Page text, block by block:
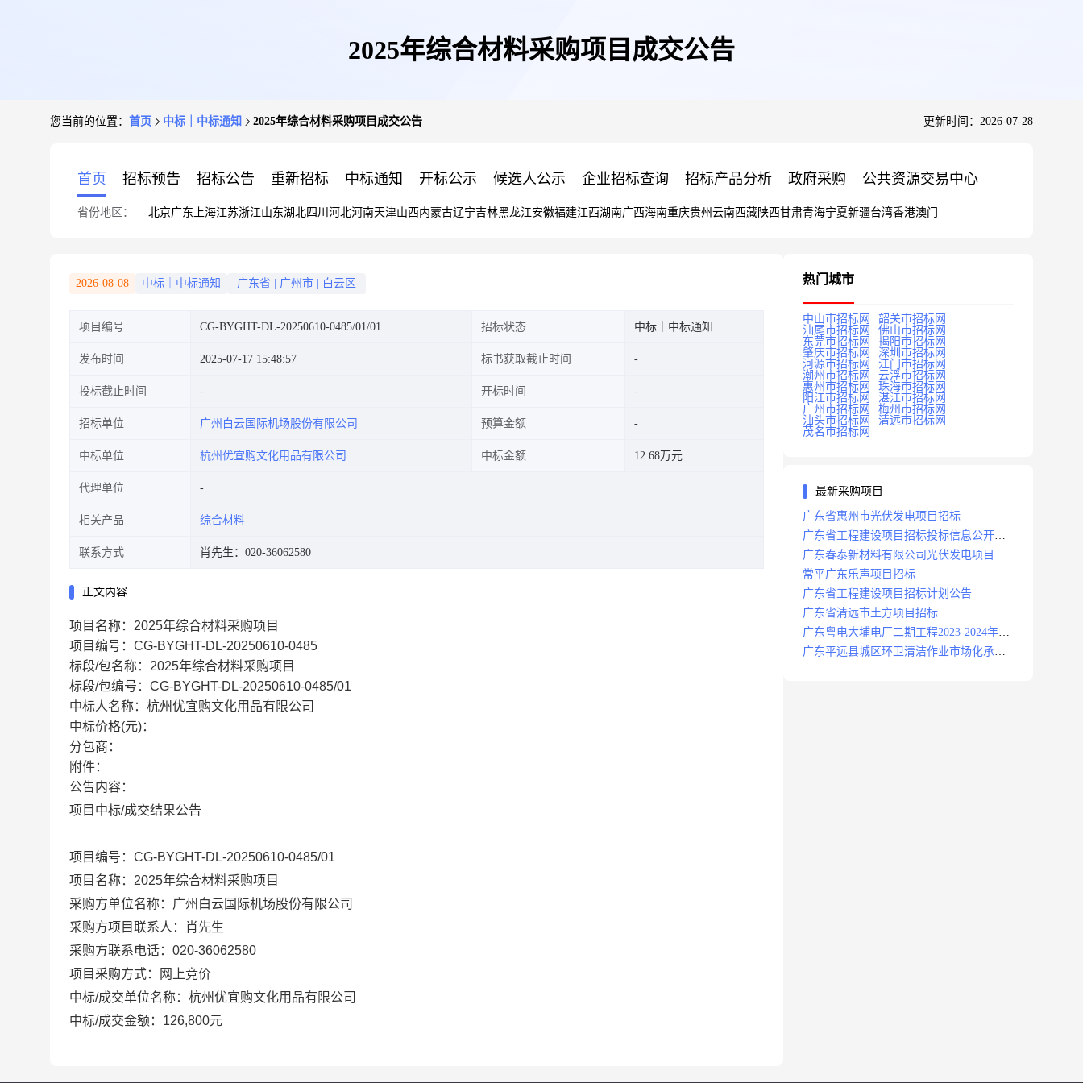
2025年综合材料采购项目成交公告
您当前的位置： 首页 中标｜中标通知 2025年综合材料采购项目成交公告 更新时间：2026-07-28
首页 招标预告 招标公告 重新招标 中标通知 开标公示 候选人公示 企业招标查询 招标产品分析 政府采购 公共资源交易中心
省份地区： 北京广东 上海江苏浙江山东湖北四川 河北河南天津山西内蒙古辽宁吉林黑龙江安徽福建江西湖南广西海南重庆贵州 云南西藏陕西甘肃青海宁夏新疆台湾香港澳门
2026-08-08 中标｜中标通知 广东省 广州市 白云区
项目编号 CG-BYGHT-DL-20250610-0485/01/01 招标状态 中标｜中标通知
发布时间 2025-07-17 15:48:57 标书获取截止时间
投标截止时间 开标时间
招标单位 广州白云国际机场股份有限公司 预算金额
中标单位 杭州优宜购文化用品有限公司 中标金额 12.68万元
代理单位
相关产品 综合材料
联系方式 肖先生：020-36062580
正文内容
项目名称：2025年综合材料采购项目
项目编号：CG-BYGHT-DL-20250610-0485
标段/包名称：2025年综合材料采购项目
标段/包编号：CG-BYGHT-DL-20250610-0485/01
中标人名称：杭州优宜购文化用品有限公司
中标价格(元)：
分包商：
附件：
公告内容：
项目 中标/成交结果公告
项目编号： CG-BYGHT-DL-20250610-0485/01
项目名称： 2025年综合材料采购项目
采购方单位名称：广州白云国际机场股份有限公司
采购方项目联系人：肖先生
采购方联系电话： 020-36062580
项目采购方式：网上竞价
中标/成交单位名称： 杭州优宜购文化用品有限公司
中标/成交金额： 126,800元
热门城市
中山市招标网
韶关市招标网
汕尾市招标网
佛山市招标网
东莞市招标网
揭阳市招标网
肇庆市招标网
深圳市招标网
河源市招标网
江门市招标网
潮州市招标网
云浮市招标网
惠州市招标网
珠海市招标网
阳江市招标网
湛江市招标网
广州市招标网
梅州市招标网
汕头市招标网
清远市招标网
茂名市招标网
最新采购项目
广东省惠州市光伏发电项目招标
广东省工程建设项目招标投标信息公开目
录
广东春泰新材料有限公司光伏发电项目招
标
常平广东乐声项目招标
广东省工程建设项目招标计划公告
广东省清远市土方项目招标
广东粤电大埔电厂二期工程2023-2024年度
安保服务项目招标公告
广东平远县城区环卫清洁作业市场化承包